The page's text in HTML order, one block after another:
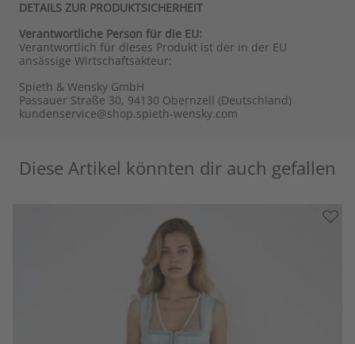
DETAILS ZUR PRODUKTSICHERHEIT
Verantwortliche Person für die EU:
Verantwortlich für dieses Produkt ist der in der EU
ansässige Wirtschaftsakteur:
Spieth & Wensky GmbH
Passauer Straße 30, 94130 Obernzell (Deutschland)
kundenservice@shop.spieth-wensky.com
Diese Artikel könnten dir auch gefallen